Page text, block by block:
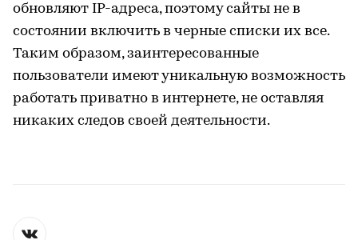
обновляют IP-адреса, поэтому сайты не в
состоянии включить в черные списки их все.
Таким образом, заинтересованные
пользователи имеют уникальную возможность
работать приватно в интернете, не оставляя
никаких следов своей деятельности.